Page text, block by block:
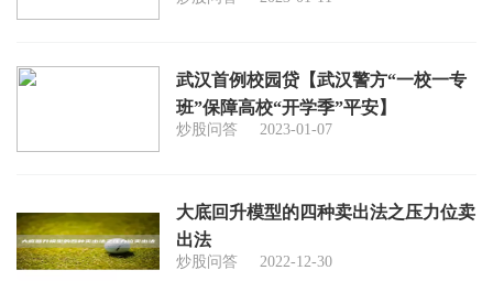
武汉首例校园贷【武汉警方“一校一专
班”保障高校“开学季”平安】
炒股问答 2023-01-07
大底回升模型的四种卖出法之压力位卖
出法
炒股问答 2022-12-30